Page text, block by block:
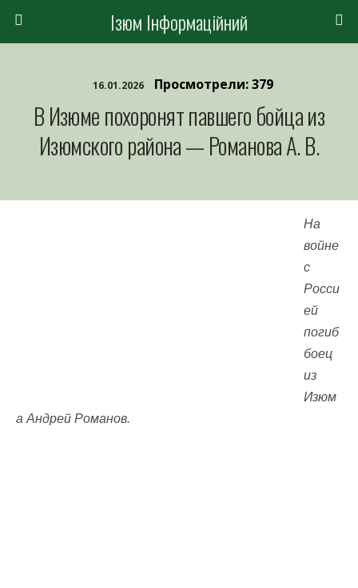
Ізюм Інформаційний
16.01.2026 Просмотрели: 379
В Изюме похоронят павшего бойца из
Изюмского района — Романова А. В.
На
войне
с
Росси
ей
погиб
боец
из
Изюм
а Андрей Романов.